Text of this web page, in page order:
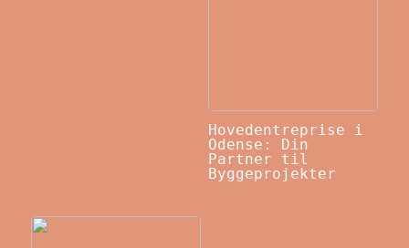
Hovedentreprise i
Odense: Din
Partner til
Byggeprojekter